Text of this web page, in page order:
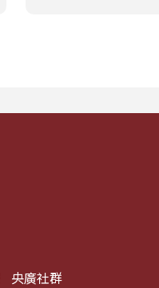
舞、想流淚...
央廣社群